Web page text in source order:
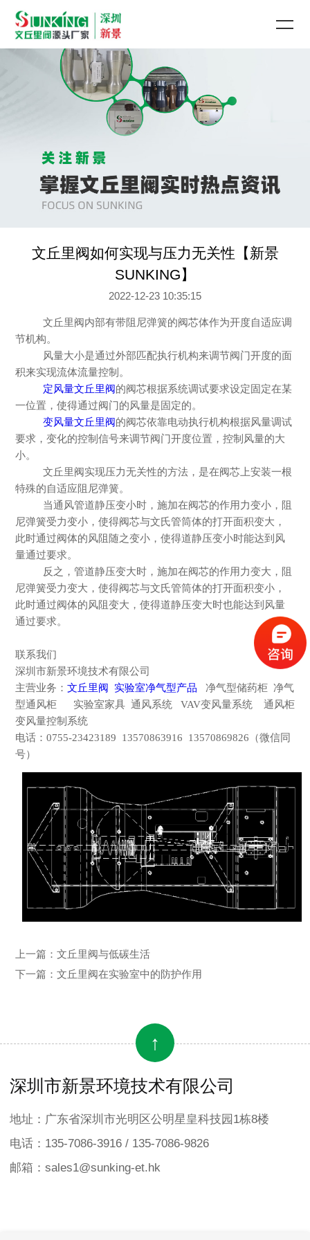
文丘里阀如何实现与压力无关性【新景
SUNKING】
2022-12-23 10:35:15
文丘里阀内部有带阻尼弹簧的阀芯体作为开度自适应调
节机构。
风量大小是通过外部匹配执行机构来调节阀门开度的面
积来实现流体流量控制。
定风量文丘里阀的阀芯根据系统调试要求设定固定在某
一位置，使得通过阀门的风量是固定的。
变风量文丘里阀的阀芯依靠电动执行机构根据风量调试
要求，变化的控制信号来调节阀门开度位置，控制风量的大
小。
文丘里阀实现压力无关性的方法，是在阀芯上安装一根
特殊的自适应阻尼弹簧。
当通风管道静压变小时，施加在阀芯的作用力变小，阻
尼弹簧受力变小，使得阀芯与文氏管筒体的打开面积变大，
此时通过阀体的风阻随之变小，使得道静压变小时能达到风
量通过要求。
反之，管道静压变大时，施加在阀芯的作用力变大，阻
尼弹簧受力变大，使得阀芯与文氏管筒体的打开面积变小，
此时通过阀体的风阻变大，使得道静压变大时也能达到风量
通过要求。
联系我们
深圳市新景环境技术有限公司
主营业务： 文丘里阀 实验室净气型产品 净气型储药柜 净气
型通风柜 实验室家具 通风系统 VAV变风量系统 通风柜
变风量控制系统
电话： 0755-23423189 13570863916 13570869826（微信同
号）
上一篇： 文丘里阀与低碳生活
下一篇： 文丘里阀在实验室中的防护作用
↑
深圳市新景环境技术有限公司
地址：广东省深圳市光明区公明星皇科技园1栋8楼
电话：135-7086-3916 / 135-7086-9826
邮箱：sales1@sunking-et.hk